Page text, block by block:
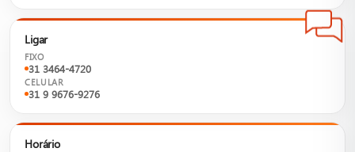
Ligar
FIXO
31 3464-4720
CELULAR
31 9 9676-9276
Horário